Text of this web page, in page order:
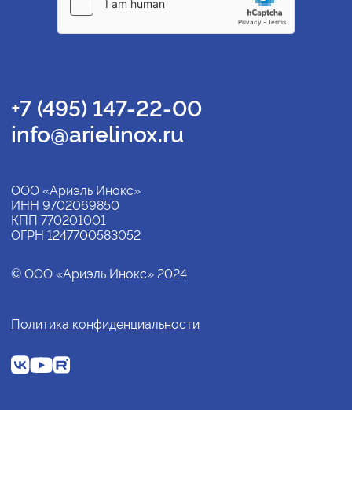
+7 (495) 147-22-00
info@arielinox.ru
ООО «Ариэль Инокс»
ИНН 9702069850
КПП 770201001
ОГРН 1247700583052
© ООО «Ариэль Инокс» 2024
Политика конфиденциальности